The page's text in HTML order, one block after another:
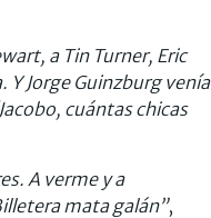
a Tin Turner, Eric
Jorge Guinzburg venía
cuántas chicas
A verme y a
mata galán”,